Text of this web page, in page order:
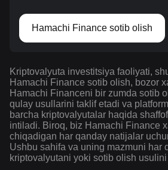
Hamachi Finance sotib olish
Kriptovalyuta investitsiya faoliyati,
Hamachi Finance sotib olish, bozor
Hamachi Financeni bir zumda sotib
qulay usullarini taklif etadi va
barcha kriptovalyutalar haqida
intiladi. Biroq, biz Hamachi Finance
chiqadigan har qanday natijalar
Ushbu sahifa va uning mazmuni har
kriptovalyutani yoki sotib olish